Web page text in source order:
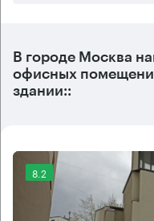
В городе Москва
офисных
здании::
8.2